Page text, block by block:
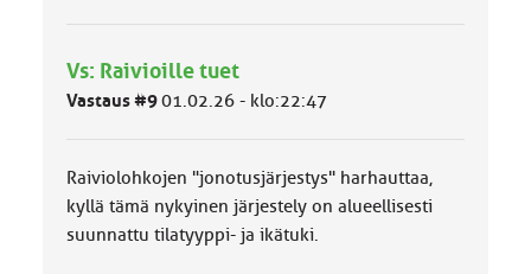
ä
l
u
k
a
:
Vs: Raivioille tuet
Vastaus #901.02.26 - klo:22:47
Raiviolohkojen "jonotusjärjestys" harhauttaa,
kyllä tämä nykyinen järjestely on alueellisesti
suunnattu tilatyyppi- ja ikätuki.